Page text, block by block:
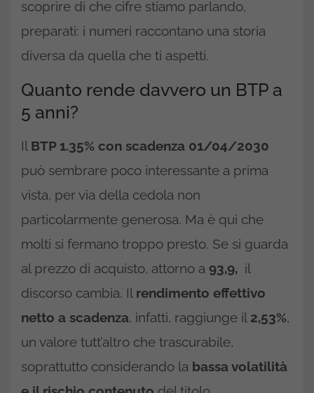
scoprire di che cifre stiamo parlando,
preparati: i numeri raccontano una storia
diversa da quella che ti aspetti.
Quanto rende davvero un BTP a
5 anni?
Il BTP 1.35% con scadenza 01/04/2030
può sembrare poco interessante a prima
vista, per via della cedola non
particolarmente generosa. Ma è qui che
molti si fermano troppo presto. Se si guarda
al prezzo di acquisto, attorno a 93,9, il
discorso cambia. Il rendimento effettivo
netto a scadenza, infatti, raggiunge il 2,53%,
un valore tutt’altro che trascurabile,
soprattutto considerando la bassa volatilità